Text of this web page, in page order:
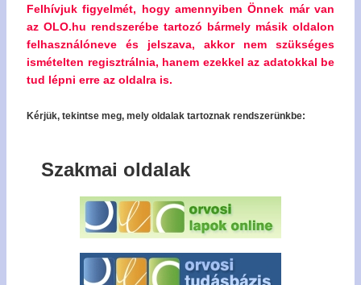
Felhívjuk figyelmét, hogy amennyiben Önnek már van
az OLO.hu rendszerébe tartozó bármely másik oldalon
felhasználóneve és jelszava, akkor nem szükséges
ismételten regisztrálnia, hanem ezekkel az adatokkal be
tud lépni erre az oldalra is.
Kérjük, tekintse meg, mely oldalak tartoznak rendszerünkbe:
Szakmai oldalak